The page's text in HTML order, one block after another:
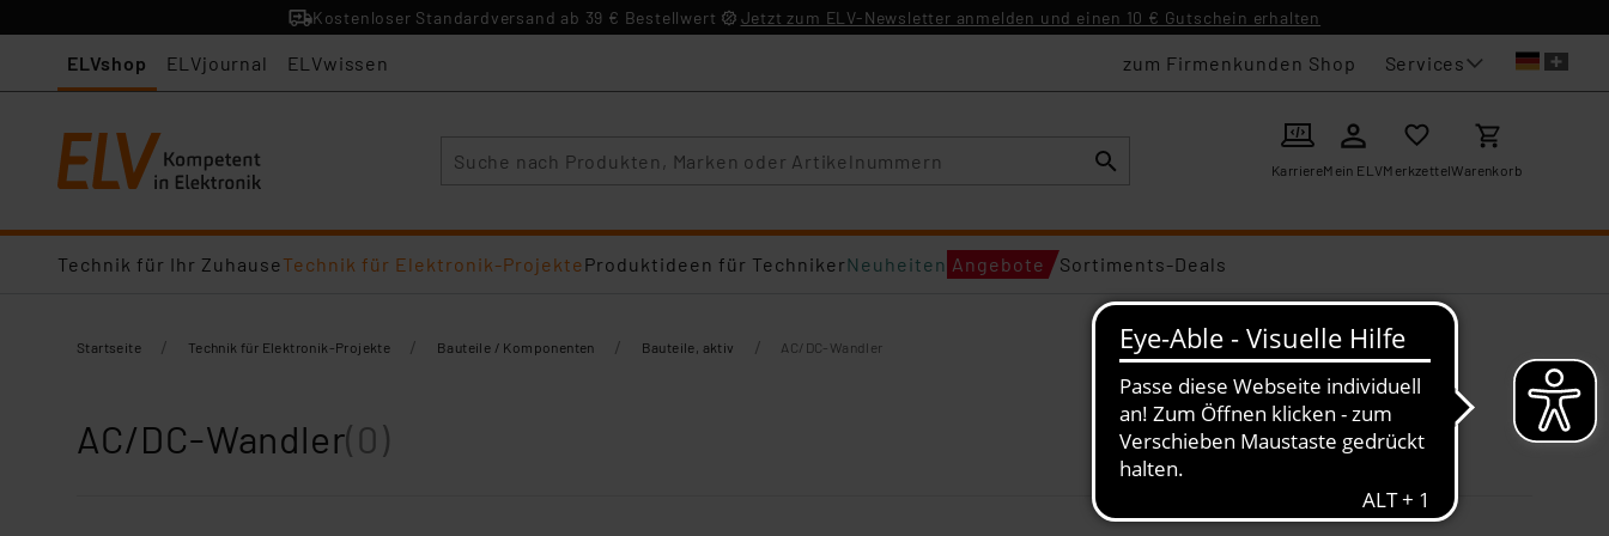
Kostenloser Standardversand ab 39 € Bestellwert Jetzt zum ELV-Newsletter anmelden und einen 10 € Gutschein erhalten
ELVshop ELVjournal ELVwissen zum Firmenkunden Shop Services
KarriereMein ELVMerkzettelWarenkorb
Technik für Ihr ZuhauseTechnik für Elektronik-ProjekteProduktideen für TechnikerNeuheiten Angebote Sortiments-Deals
Startseite / Technik für Elektronik-Projekte / Bauteile / Komponenten / Bauteile, aktiv / AC/DC-Wandler
AC/DC-Wandler(0)